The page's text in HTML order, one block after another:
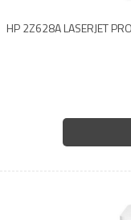
HP 2Z628A LASERJET